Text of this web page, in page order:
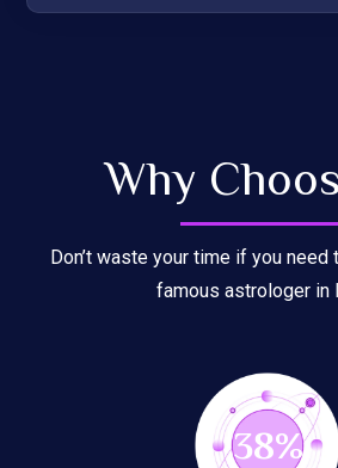
Why
Don’t waste your time if you
famous astrologer in
87%